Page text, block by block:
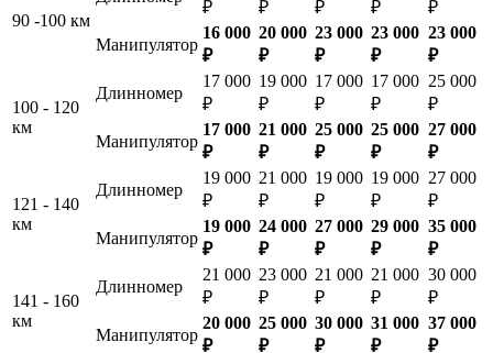
90 -100 км
₽
₽
₽
₽
₽
Манипулятор
16 000
₽
20 000
₽
23 000
₽
23 000
₽
23 000
₽
100 - 120
км
Длинномер
17 000
₽
19 000
₽
17 000
₽
17 000
₽
25 000
₽
Манипулятор
17 000
₽
21 000
₽
25 000
₽
25 000
₽
27 000
₽
121 - 140
км
Длинномер
19 000
₽
21 000
₽
19 000
₽
19 000
₽
27 000
₽
Манипулятор
19 000
₽
24 000
₽
27 000
₽
29 000
₽
35 000
₽
141 - 160
км
Длинномер
21 000
₽
23 000
₽
21 000
₽
21 000
₽
30 000
₽
Манипулятор
20 000
₽
25 000
₽
30 000
₽
31 000
₽
37 000
₽